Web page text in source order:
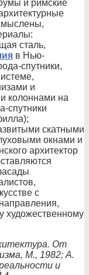
и римские
сталь,
в Нью-
спутники,
и
колоннами на
спутники
скатными
окнами и
архитектор
с
художественному
От
М., 1982; А.
и